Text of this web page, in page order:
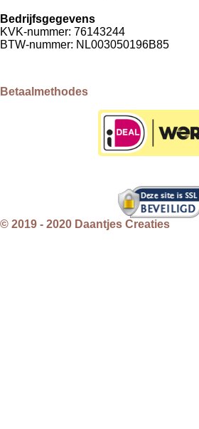
Bedrijfsgegevens
KVK-nummer: 76143244
BTW-nummer: NL003050196B85
Betaalmethodes
© 2019 - 2020 Daantjes Creaties